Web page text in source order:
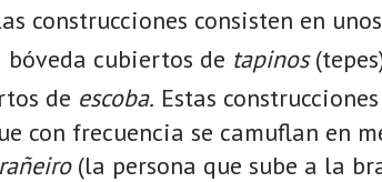
construcciones consisten en
cubiertos de tapinos
de escoba. Estas
con frecuencia se camuflan en
(la persona que sube a la